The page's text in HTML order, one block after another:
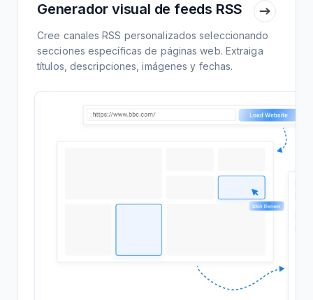
Generador visual de feeds RSS
Cree canales RSS personalizados seleccionando
secciones específicas de páginas web. Extraiga
títulos, descripciones, imágenes y fechas.